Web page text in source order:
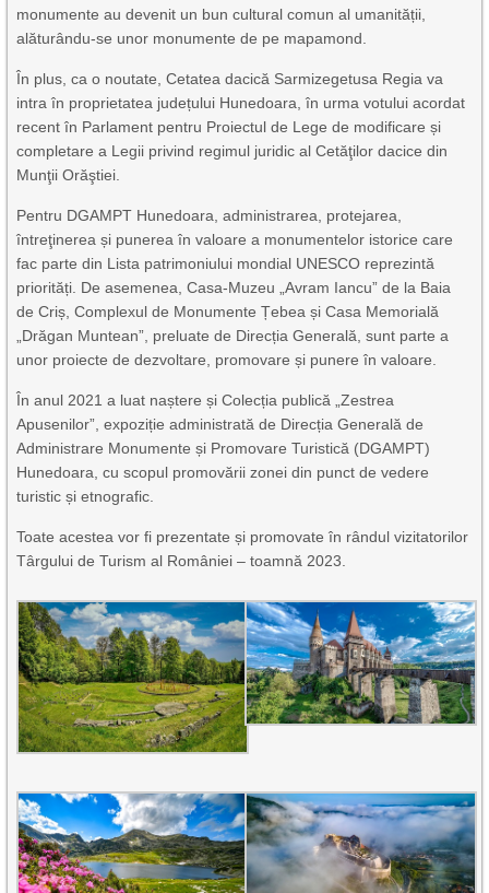
monumente au devenit un bun cultural comun al umanității,
alăturându-se unor monumente de pe mapamond.
În plus, ca o noutate, Cetatea dacică Sarmizegetusa Regia va
intra în proprietatea județului Hunedoara, în urma votului acordat
recent în Parlament pentru Proiectul de Lege de modificare și
completare a Legii privind regimul juridic al Cetăţilor dacice din
Munţii Orăştiei.
Pentru DGAMPT Hunedoara, administrarea, protejarea,
întreţinerea și punerea în valoare a monumentelor istorice care
fac parte din Lista patrimoniului mondial UNESCO reprezintă
priorități. De asemenea, Casa-Muzeu „Avram Iancu” de la Baia
de Criș, Complexul de Monumente Țebea și Casa Memorială
„Drăgan Muntean”, preluate de Direcția Generală, sunt parte a
unor proiecte de dezvoltare, promovare și punere în valoare.
În anul 2021 a luat naștere și Colecția publică „Zestrea
Apusenilor”, expoziție administrată de Direcția Generală de
Administrare Monumente și Promovare Turistică (DGAMPT)
Hunedoara, cu scopul promovării zonei din punct de vedere
turistic și etnografic.
Toate acestea vor fi prezentate și promovate în rândul vizitatorilor
Târgului de Turism al României – toamnă 2023.